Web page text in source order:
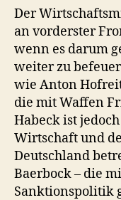
Der
an vorderster
wenn es darum
weiter zu
wie Anton
die mit Waffen
Habeck ist
Wirtschaft und
Deutschland
Baerbock – die
Sanktionspolitik